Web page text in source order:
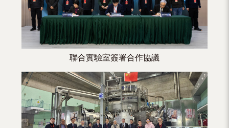
聯合實驗室簽署合作協議